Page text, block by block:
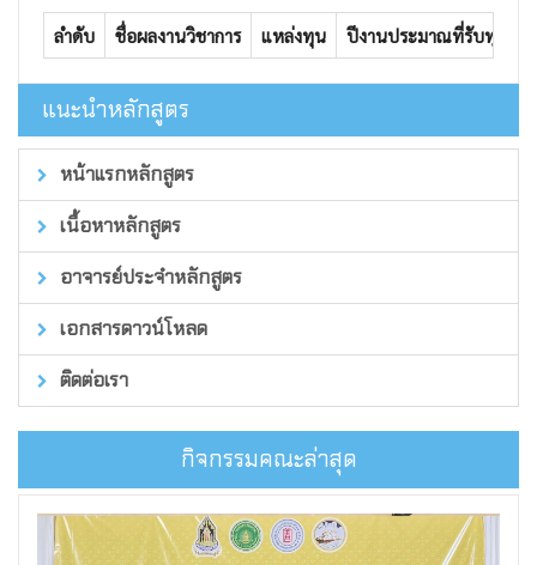
ลำดับ ชื่อผลงานวิชาการ แหล่งทุน ปีงานประมาณที่รับทุน
แนะนำหลักสูตร
หน้าแรกหลักสูตร
เนื้อหาหลักสูตร
อาจารย์ประจำหลักสูตร
เอกสารดาวน์โหลด
ติดต่อเรา
กิจกรรมคณะล่าสุด